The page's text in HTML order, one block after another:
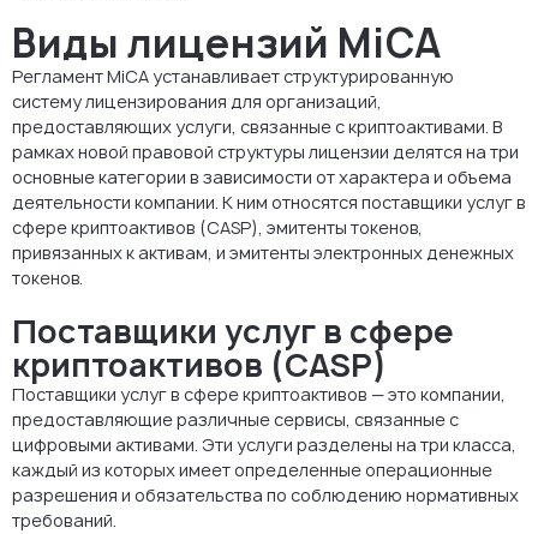
Виды лицензий MiCA
Регламент MiCA устанавливает структурированную
систему лицензирования для организаций,
предоставляющих услуги, связанные с криптоактивами. В
рамках новой правовой структуры лицензии делятся на три
основные категории в зависимости от характера и объема
деятельности компании. К ним относятся поставщики услуг в
сфере криптоактивов (CASP), эмитенты токенов,
привязанных к активам, и эмитенты электронных денежных
токенов.
Поставщики услуг в сфере
криптоактивов (CASP)
Поставщики услуг в сфере криптоактивов — это компании,
предоставляющие различные сервисы, связанные с
цифровыми активами. Эти услуги разделены на три класса,
каждый из которых имеет определенные операционные
разрешения и обязательства по соблюдению нормативных
требований.